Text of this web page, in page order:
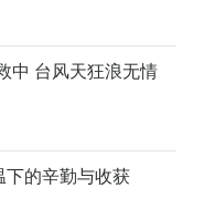
中 台风天狂浪无情
下的辛勤与收获